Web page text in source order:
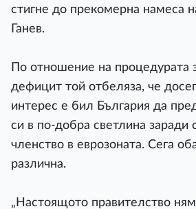
стигне до прекомерна намеса
Ганев.
По отношение на процедурата
дефицит той отбеляза, че
интерес е бил България да
си в по-добра светлина
членство в еврозоната. Сега
различна.
„Настоящото правителство